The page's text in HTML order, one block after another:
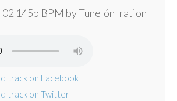
02 145b BPM by Tunelón Iration